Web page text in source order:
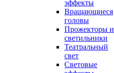
эффекты
Вращающиеся
головы
Прожекторы и
светильники
Театральный
свет
Световые